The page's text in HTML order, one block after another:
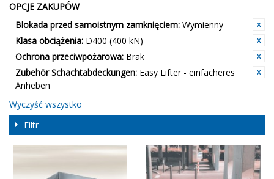
OPCJE ZAKUPÓW
Blokada przed samoistnym zamknięciem: Wymienny
Klasa obciążenia: D400 (400 kN)
Ochrona przeciwpożarowa: Brak
Zubehör Schachtabdeckungen: Easy Lifter - einfacheres
Anheben
Wyczyść wszystko
Filtr